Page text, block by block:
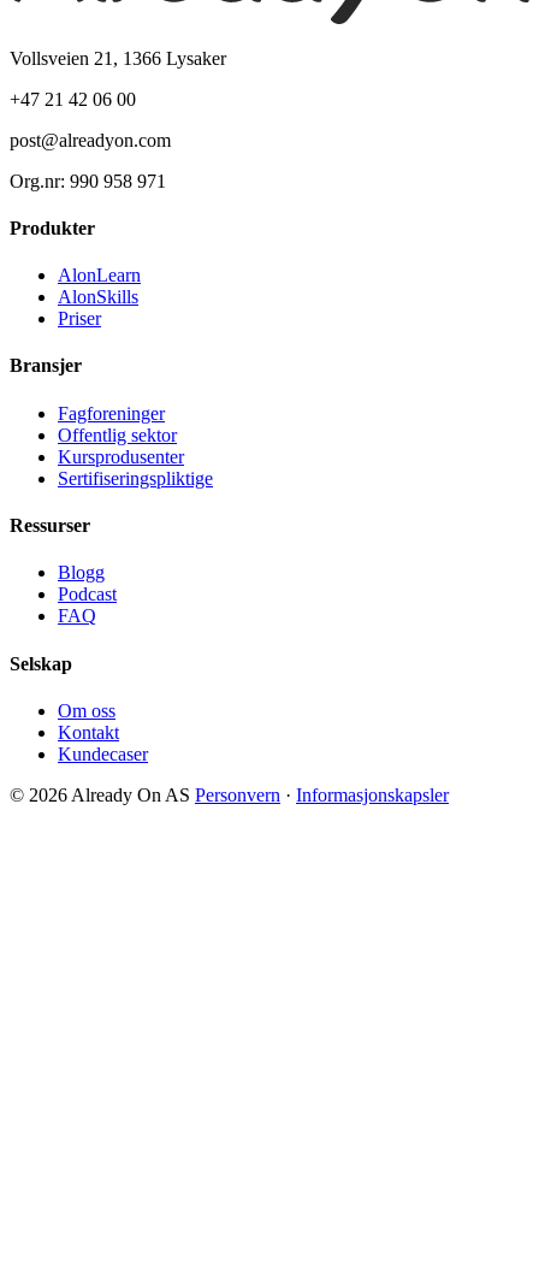
Vollsveien 21, 1366 Lysaker
+47 21 42 06 00
post@alreadyon.com
Org.nr: 990 958 971
Produkter
AlonLearn
AlonSkills
Priser
Bransjer
Fagforeninger
Offentlig sektor
Kursprodusenter
Sertifiseringspliktige
Ressurser
Blogg
Podcast
FAQ
Selskap
Om oss
Kontakt
Kundecaser
© 2026 Already On AS Personvern · Informasjonskapsler